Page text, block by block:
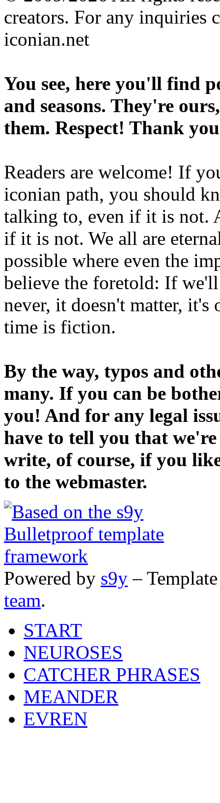
creators. For any inquiries
iconian.net
You see, here you'll find
and seasons. They're
them. Respect! Thank
Readers are welcome! If
iconian path, you should
talking to, even if it is not.
if it is not. We all are
possible where even the
believe the foretold: If
never, it doesn't matter,
time is fiction.
By the way, typos and
many. If you can be
you! And for any legal
have to tell you that
write, of course, if you
to the webmaster.
Powered by s9y –
team.
START
NEUROSES
CATCHER PHRASES
MEANDER
EVREN